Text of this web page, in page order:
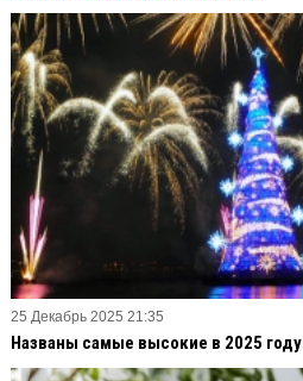
25 Декабрь 2025 21:35
Названы самые высокие в 2025 году